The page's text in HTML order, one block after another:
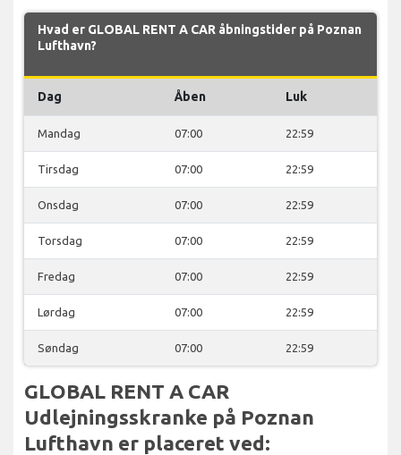
Hvad er GLOBAL RENT A CAR åbningstider på Poznan
Lufthavn?
Dag Åben Luk
Mandag 07:00 22:59
Tirsdag 07:00 22:59
Onsdag 07:00 22:59
Torsdag 07:00 22:59
Fredag 07:00 22:59
Lørdag 07:00 22:59
Søndag 07:00 22:59
GLOBAL RENT A CAR
Udlejningsskranke på Poznan
Lufthavn er placeret ved: